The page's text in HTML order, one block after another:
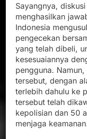
Sayangnya,
menghasilkan
Indonesia
pengecekan
yang telah dibeli,
kesesuaiannya
pengguna.
tersebut, dengan
terlebih dahulu ke
tersebut telah
kepolisian dan 50
menjaga